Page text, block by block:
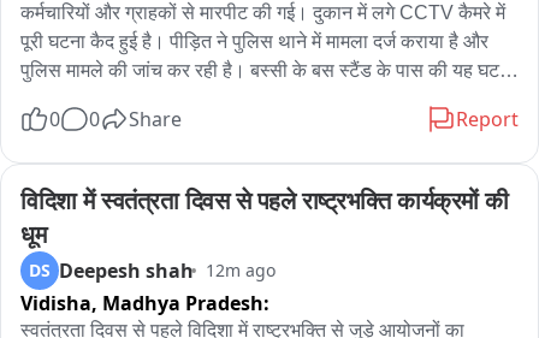
अपमान बर्दाश्त नहीं किया जाएगा. वहीं पुलिस ने आश्वासन दिया है कि दोषियों
की पहचान कर जल्द गिरफ्तारी की जाएगी. बोकारो के सिटी डीएसपी राजीव
रंजन ने कहा कि पूरे मामले की जांच की जा रही है.
कर्मचारियों और ग्राहकों से मारपीट की गई। दुकान में लगे CCTV कैमरे में
पूरी घटना कैद हुई है। पीड़ित ने पुलिस थाने में मामला दर्ज कराया है और
पुलिस मामले की जांच कर रही है। बस्सी के बस स्टैंड के पास की यह घटना
0 0 Share Report
विदिशा में स्वतंत्रता दिवस से पहले राष्ट्रभक्ति कार्यक्रमों की
धूम
DS Deepesh shah 12m ago
Vidisha, Madhya Pradesh:
स्वतंत्रता दिवस से पहले विदिशा में राष्ट्रभक्ति से जुड़े आयोजनों का